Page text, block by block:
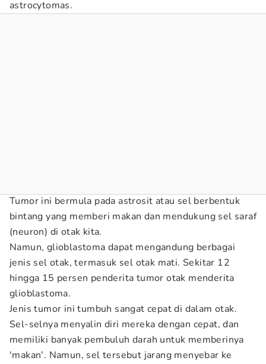
astrocytomas.
Tumor ini bermula pada astrosit atau sel berbentuk
bintang yang memberi makan dan mendukung sel saraf
(neuron) di otak kita.
Namun, glioblastoma dapat mengandung berbagai
jenis sel otak, termasuk sel otak mati. Sekitar 12
hingga 15 persen penderita tumor otak menderita
glioblastoma.
Jenis tumor ini tumbuh sangat cepat di dalam otak.
Sel-selnya menyalin diri mereka dengan cepat, dan
memiliki banyak pembuluh darah untuk memberinya
'makan'. Namun, sel tersebut jarang menyebar ke